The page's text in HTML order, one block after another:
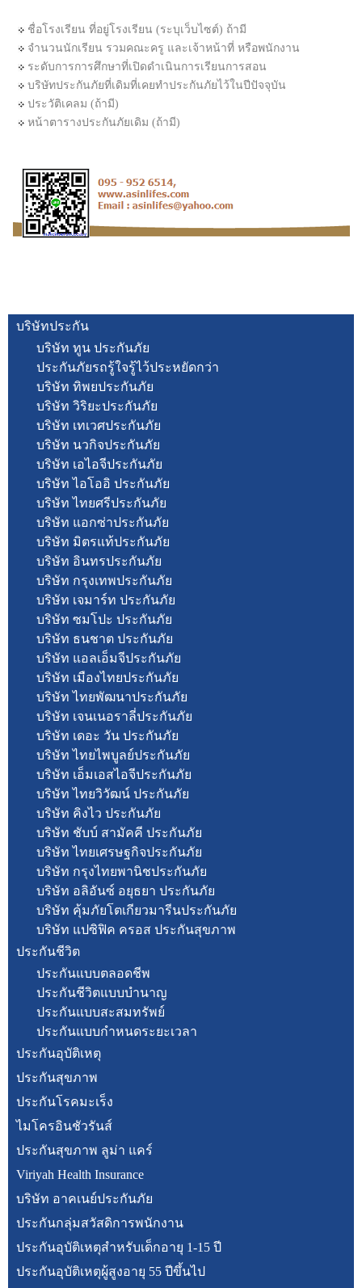
ชื่อโรงเรียน ที่อยู่โรงเรียน (ระบุเว็บไซต์) ถ้ามี
จำนวนนักเรียน รวมคณะครู และเจ้าหน้าที่ หรือพนักงาน
ระดับการการศึกษาที่เปิดดำเนินการเรียนการสอน
บริษัทประกันภัยที่เดิมที่เคยทำประกันภัยไว้ในปีปัจจุบัน
ประวัติเคลม (ถ้ามี)
หน้าตารางประกันภัยเดิม (ถ้ามี)
บริษัทประกัน
บริษัท ทูน ประกันภัย
ประกันภัยรถรู้ใจรู้ไว้ประหยัดกว่า
บริษัท ทิพยประกันภัย
บริษัท วิริยะประกันภัย
บริษัท เทเวศประกันภัย
บริษัท นวกิจประกันภัย
บริษัท เอไอจีประกันภัย
บริษัท ไอโออิ ประกันภัย
บริษัท ไทยศรีประกันภัย
บริษัท แอกซ่าประกันภัย
บริษัท มิตรแท้ประกันภัย
บริษัท อินทรประกันภัย
บริษัท กรุงเทพประกันภัย
บริษัท เจมาร์ท ประกันภัย
บริษัท ซมโปะ ประกันภัย
บริษัท ธนชาต ประกันภัย
บริษัท แอลเอ็มจีประกันภัย
บริษัท เมืองไทยประกันภัย
บริษัท ไทยพัฒนาประกันภัย
บริษัท เจนเนอราลี่ประกันภัย
บริษัท เดอะ วัน ประกันภัย
บริษัท ไทยไพบูลย์ประกันภัย
บริษัท เอ็มเอสไอจีประกันภัย
บริษัท ไทยวิวัฒน์ ประกันภัย
บริษัท คิงไว ประกันภัย
บริษัท ชับบ์ สามัคคี ประกันภัย
บริษัท ไทยเศรษฐกิจประกันภัย
บริษัท กรุงไทยพานิชประกันภัย
บริษัท อลิอันซ์ อยุธยา ประกันภัย
บริษัท คุ้มภัยโตเกียวมารีนประกันภัย
บริษัท แปซิฟิค ครอส ประกันสุขภาพ
ประกันชีวิต
ประกันแบบตลอดชีพ
ประกันชีวิตแบบบำนาญ
ประกันแบบสะสมทรัพย์
ประกันแบบกำหนดระยะเวลา
ประกันอุบัติเหตุ
ประกันสุขภาพ
ประกันโรคมะเร็ง
ไมโครอินชัวรันส์
ประกันสุขภาพ ลูม่า แคร์
Viriyah Health Insurance
บริษัท อาคเนย์ประกันภัย
ประกันกลุ่มสวัสดิการพนักงาน
ประกันอุบัติเหตุสำหรับเด็กอายุ 1-15 ปี
ประกันอุบัติเหตุผู้สูงอายุ 55 ปีขึ้นไป